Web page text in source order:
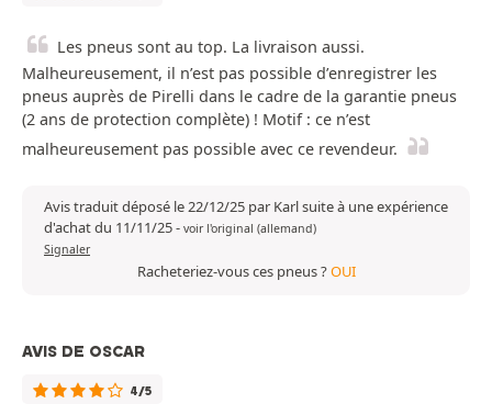
Les pneus sont au top. La livraison aussi.
Malheureusement, il n’est pas possible d’enregistrer les
pneus auprès de Pirelli dans le cadre de la garantie pneus
(2 ans de protection complète) ! Motif : ce n’est
malheureusement pas possible avec ce revendeur.
Avis traduit déposé le 22/12/25 par Karl suite à une expérience
d'achat du 11/11/25- voir l'original (allemand)
Signaler
Racheteriez-vous ces pneus ?OUI
AVIS DE OSCAR
4/5